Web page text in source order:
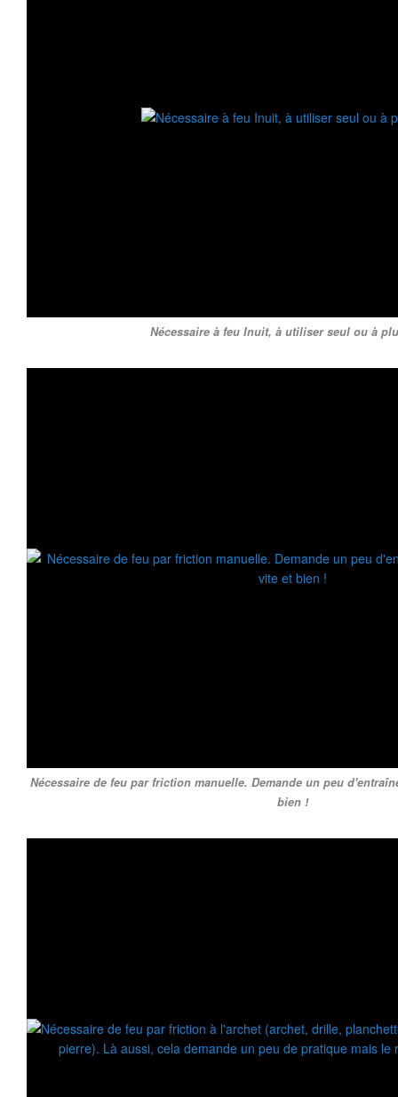
Nécessaire à feu Inuit, à utiliser seul ou à
Nécessaire de feu par friction manuelle. Demande un peu
bien !